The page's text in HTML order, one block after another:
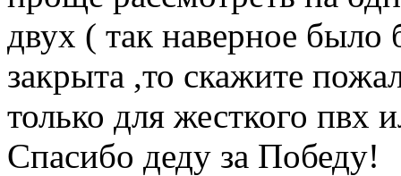
двух ( так наверное
закрыта ,то скажите
только для жесткого пвх
Спасибо деду за Победу!